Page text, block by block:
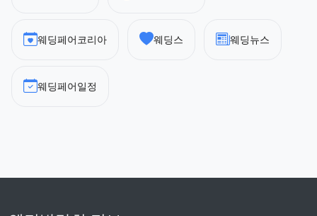
웨딩페어코리아 웨딩스 웨딩뉴스
웨딩페어일정